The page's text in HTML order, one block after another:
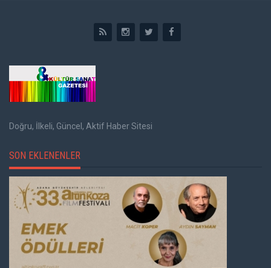
Doğru, İlkeli, Güncel, Aktif Haber Sitesi
SON EKLENENLER